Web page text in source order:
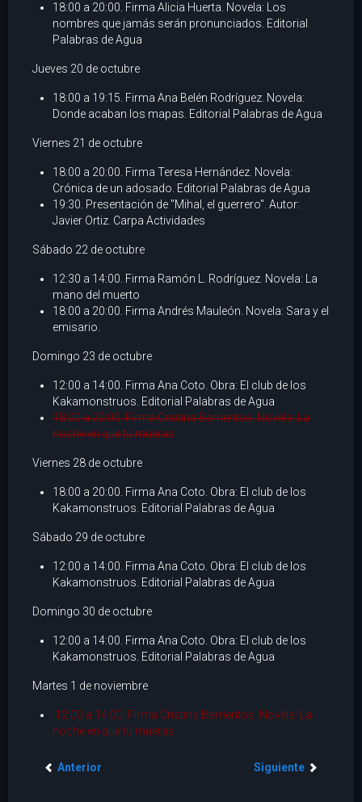
18:00 a 20:00. Firma Alicia Huerta. Novela: Los
nombres que jamás serán pronunciados. Editorial
Palabras de Agua
Jueves 20 de octubre
18:00 a 19:15. Firma Ana Belén Rodríguez. Novela:
Donde acaban los mapas. Editorial Palabras de Agua
Viernes 21 de octubre
18:00 a 20:00. Firma Teresa Hernández. Novela:
Crónica de un adosado. Editorial Palabras de Agua
19:30. Presentación de "Mihal, el guerrero". Autor:
Javier Ortiz. Carpa Actividades
Sábado 22 de octubre
12:30 a 14:00. Firma Ramón L. Rodríguez. Novela: La
mano del muerto
18:00 a 20:00. Firma Andrés Mauleón. Novela: Sara y el
emisario.
Domingo 23 de octubre
12:00 a 14:00. Firma Ana Coto. Obra: El club de los
Kakamonstruos. Editorial Palabras de Agua
18:00 a 20:00. Firma Cristina Barrientos. Novela: La
noche en que tú mueras
Viernes 28 de octubre
18:00 a 20:00. Firma Ana Coto. Obra: El club de los
Kakamonstruos. Editorial Palabras de Agua
Sábado 29 de octubre
12:00 a 14:00. Firma Ana Coto. Obra: El club de los
Kakamonstruos. Editorial Palabras de Agua
Domingo 30 de octubre
12:00 a 14:00. Firma Ana Coto. Obra: El club de los
Kakamonstruos. Editorial Palabras de Agua
Martes 1 de noviembre
12:00 a 14:00. Firma Cristina Barrientos. Novela: La
noche en que tú mueras
Anterior Siguiente